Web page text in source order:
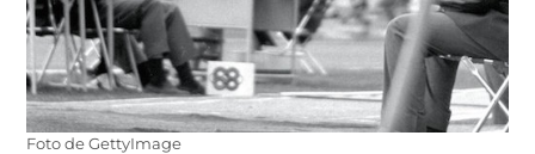
Foto de GettyImage